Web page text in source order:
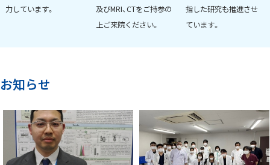
力しています。
及びMRI、CTをご持参の
上ご来院ください。
指した研究も推進させ
ています。
プ
に
お知らせ